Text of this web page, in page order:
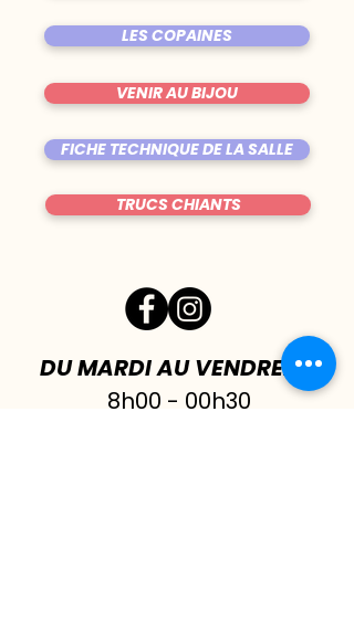
LES COPAINES
VENIR AU BIJOU
FICHE TECHNIQUE DE LA SALLE
TRUCS CHIANTS
DU MARDI AU VENDREDI|
8h00 - 00h30